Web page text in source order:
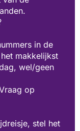
in de
makkelijkst
wel/geen
op
stel het